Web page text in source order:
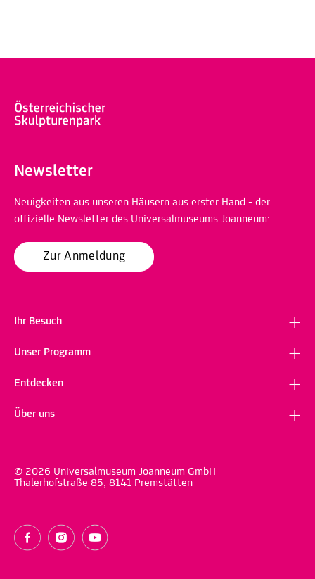
Newsletter
Neuigkeiten aus unseren Häusern aus erster Hand - der
offizielle Newsletter des Universalmuseums Joanneum:
Zur Anmeldung
Ihr Besuch
Unser Programm
Entdecken
Über uns
© 2026 Universalmuseum Joanneum GmbH
Thalerhofstraße 85, 8141 Premstätten